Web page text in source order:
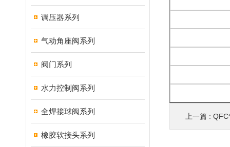
调压器系列
气动角座阀系列
阀门系列
水力控制阀系列
全焊接球阀系列
橡胶软接头系列
上一篇 : QFC